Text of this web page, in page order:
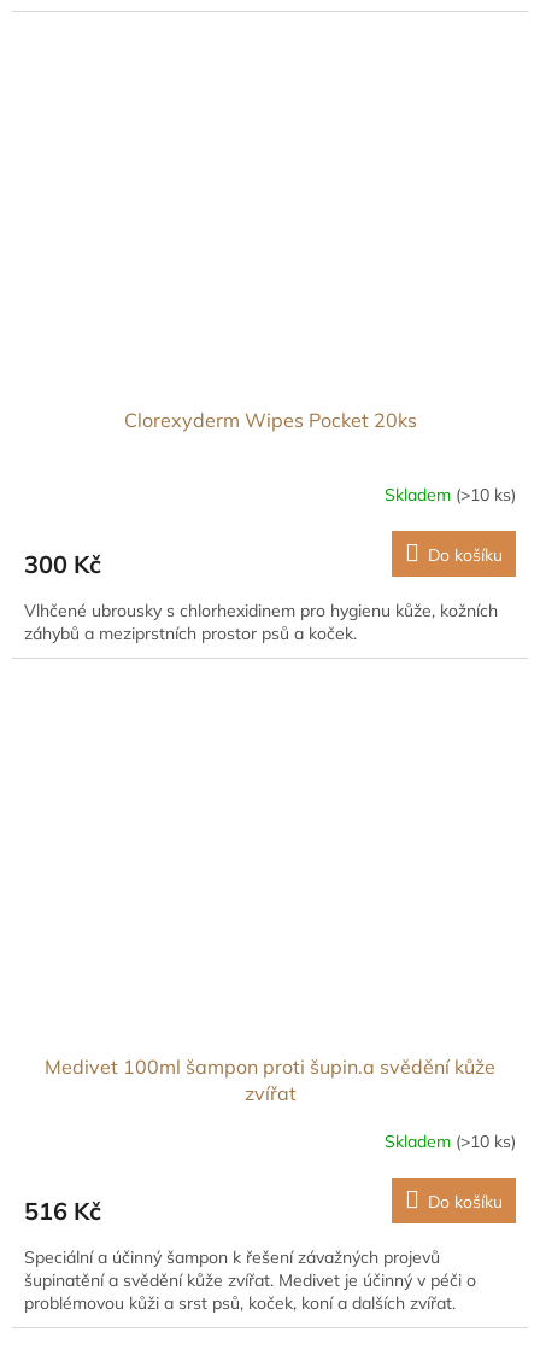
Clorexyderm Wipes Pocket 20ks
Skladem (>10 ks)
300 Kč Do košíku
Vlhčené ubrousky s chlorhexidinem pro hygienu kůže, kožních
záhybů a meziprstních prostor psů a koček.
Medivet 100ml šampon proti šupin.a svědění kůže
zvířat
Skladem (>10 ks)
516 Kč Do košíku
Speciální a účinný šampon k řešení závažných projevů
šupinatění a svědění kůže zvířat. Medivet je účinný v péči o
problémovou kůži a srst psů, koček, koní a dalších zvířat.